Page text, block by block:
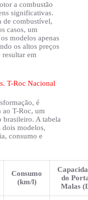
a combustão
significativas.
de combustível,
casos, um
modelos apenas
os altos preços
em
T-Roc Nacional
é
ao T-Roc, um
brasileiro. A tabela
dois modelos,
consumo e
Consumo
(km/l)
do
Malas